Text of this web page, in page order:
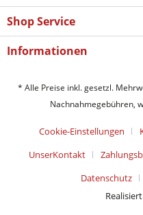
Shop Service
Informationen
* Alle Preise inkl. gesetzl.
Nachnahmegebühren,
Cookie-Einstellungen
UnserKontakt
Datenschutz